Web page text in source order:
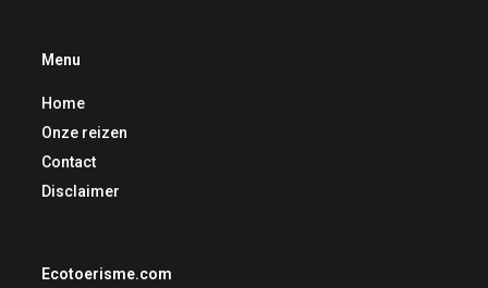
Menu
Home
Onze reizen
Contact
Disclaimer
Ecotoerisme.com